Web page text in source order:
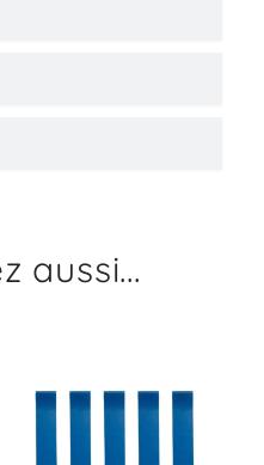
aussi...